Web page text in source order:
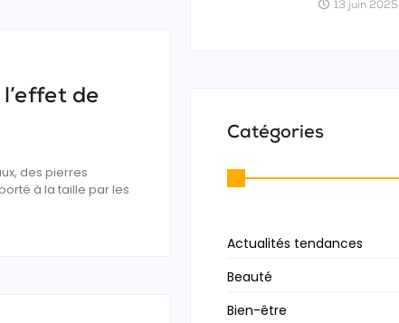
de
des pierres
à la taille par les
13 juin 2025
Catégories
Actualités tendances
Beauté
Bien-être